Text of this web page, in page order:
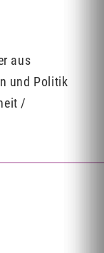
aus
und Politik
/